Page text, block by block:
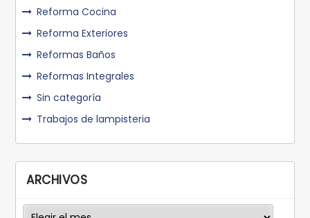
Reforma Cocina
Reforma Exteriores
Reformas Baños
Reformas Integrales
Sin categoría
Trabajos de lampisteria
ARCHIVOS
Archivos